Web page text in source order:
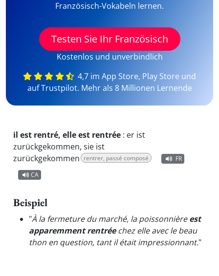
Französisch-Vokabeln lernen.
Testen Sie Ihr Französisch
Kostenlos und unverbindlich
4,7 im App Store, Play Store und
auf Trustpilot. Mehr als 8 Millionen Lernende
il est rentré, elle est rentrée : er ist
zurückgekommen, sie ist
zurückgekommen rentrer, passé composé
FR
CA
Beispiel
"À la fermeture du marché, la poissonnièreest
apparemment rentréechez elle avec le beau
thon en question, tant il était impressionnant."